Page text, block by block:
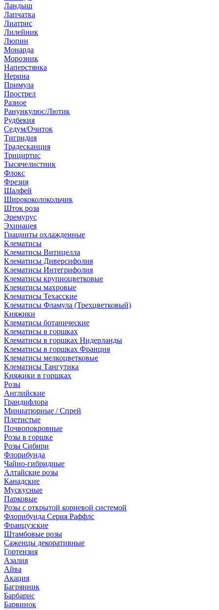
Ландыш
Лапчатка
Лиатрис
Лилейник
Люпин
Монарда
Морозник
Наперстянка
Нерина
Примула
Прострел
Разное
Ранункулюс/Лютик
Рудбекия
Седум/Очиток
Тигридия
Традесканция
Трициртис
Тысячелистник
Флокс
Фрезия
Шалфей
Ширококолокольчик
Шток роза
Эремурус
Эхинацея
Гиацинты охлажденные
Клематисы
Клематисы Витицелла
Клематисы Диверсифолия
Клематисы Интегрифолия
Клематисы крупноцветковые
Клематисы махровые
Клематисы Техасские
Клематисы Фламула (Трехцветковый)
Княжики
Клематисы ботанические
Клематисы в горшках
Клематисы в горшках Нидерланды
Клематисы в горшках Франция
Клематисы мелкоцветковые
Клематисы Тангутика
Княжики в горшках
Розы
Английские
Грандифлора
Миниатюрные / Спрей
Плетистые
Почвопокровные
Розы в горшке
Розы Сибири
Флорибунда
Чайно-гибридные
Алтайские розы
Канадские
Мускусные
Парковые
Розы с открытой корневой системой
Флорибунда Серия Раффлс
Французские
Штамбовые розы
Саженцы декоративные
Гортензия
Азалия
Айва
Акация
Багрянник
Барбарис
Барвинок